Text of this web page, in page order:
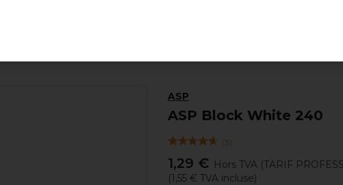
ASP
ASP Block White 240
(3)
1,29 € Hors TVA (TARIF
(1,55 € TVA incluse)